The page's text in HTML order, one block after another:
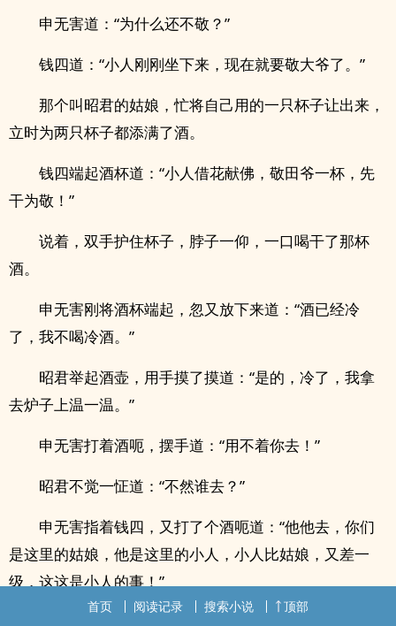
申无害道：“为什么还不敬？”
钱四道：“小人刚刚坐下来，现在就要敬大爷了。”
那个叫昭君的姑娘，忙将自己用的一只杯子让出来，
立时为两只杯子都添满了酒。
钱四端起酒杯道：“小人借花献佛，敬田爷一杯，先
干为敬！”
说着，双手护住杯子，脖子一仰，一口喝干了那杯
酒。
申无害刚将酒杯端起，忽又放下来道：“酒已经冷
了，我不喝冷酒。”
昭君举起酒壶，用手摸了摸道：“是的，冷了，我拿
去炉子上温一温。”
申无害打着酒呃，摆手道：“用不着你去！”
昭君不觉一怔道：“不然谁去？”
申无害指着钱四，又打了个酒呃道：“他他去，你们
是这里的姑娘，他是这里的小人，小人比姑娘，又差一
级，这这是小人的事！”
首页 阅读记录 搜索小说 顶部